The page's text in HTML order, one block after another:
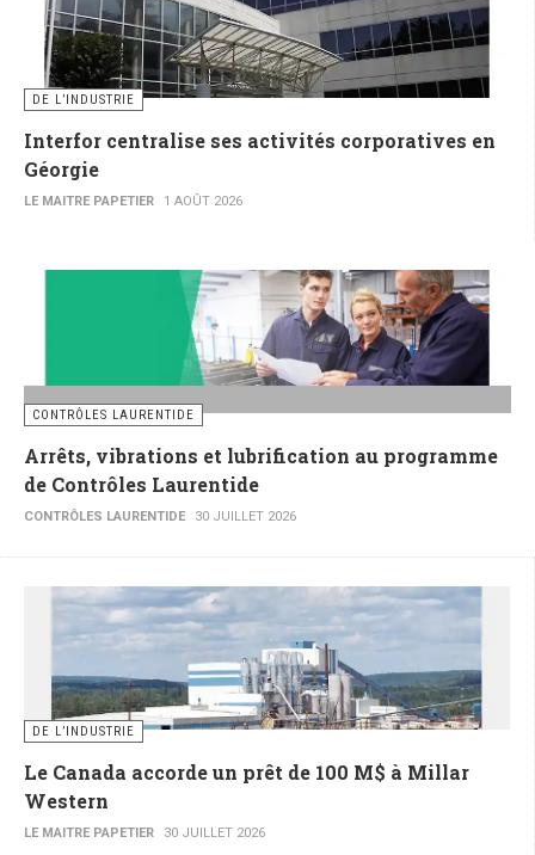
DE L’INDUSTRIE
Interfor centralise ses activités corporatives en
Géorgie
LE MAITRE PAPETIER 1 AOÛT 2026
CONTRÔLES LAURENTIDE
Arrêts, vibrations et lubrification au programme
de Contrôles Laurentide
CONTRÔLES LAURENTIDE 30 JUILLET 2026
DE L’INDUSTRIE
Le Canada accorde un prêt de 100 M$ à Millar
Western
LE MAITRE PAPETIER 30 JUILLET 2026